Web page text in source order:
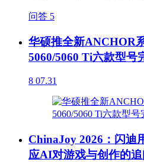
问答 5
华硕推全新ANCHOR
5060/5060 Ti六款型号
8 07.31
ChinaJoy 2026：闪迪
应AI对游戏与创作的追